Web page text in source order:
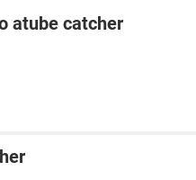
atube catcher